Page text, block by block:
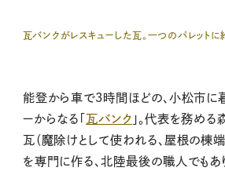
瓦バンクがレスキューした瓦。一つのパレット
能登から車で３時間ほどの、小松市に
ーからなる「 瓦バンク 」。代表を務め
瓦（魔除けとして使われる、屋根の棟
を専門に作る、北陸最後の職人でもあ